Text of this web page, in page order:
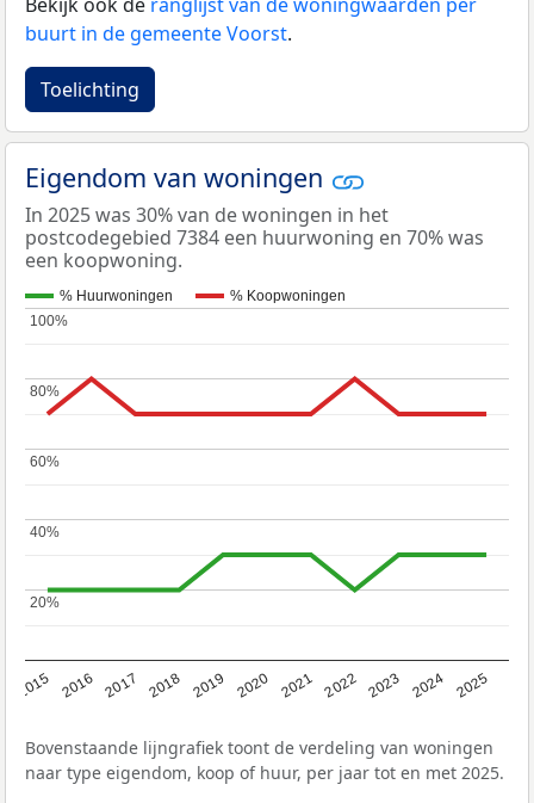
Bekijk ook de ranglijst van de woningwaarden per
buurt in de gemeente Voorst.
Toelichting
Eigendom van woningen
In 2025 was 30% van de woningen in het
postcodegebied 7384 een huurwoning en 70% was
een koopwoning.
% Huurwoningen % Koopwoningen
2015 2016 2017 2018 2019 2020 2021 2022 2023 2024 2025
20%
20%
40%
40%
60%
60%
80%
80%
100%
100%
Bovenstaande lijngrafiek toont de verdeling van woningen
naar type eigendom, koop of huur, per jaar tot en met 2025.